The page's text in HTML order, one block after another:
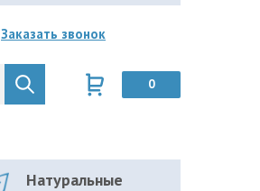
Заказать звонок
0
Натуральные